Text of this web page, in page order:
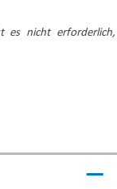
es nicht erforderlich,